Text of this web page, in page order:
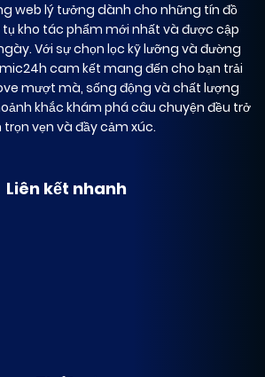
web lý tưởng dành cho những tín đồ
tụ kho tác phẩm mới nhất và được cập
Với sự chọn lọc kỹ lưỡng và đường
cam kết mang đến cho bạn trải
mượt mà, sống động và chất lượng
khắc khám phá câu chuyện đều trở
trọn vẹn và đầy cảm xúc.
Liên kết nhanh